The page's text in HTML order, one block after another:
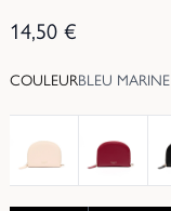
14,50 €
COULEURBLEU MARINE